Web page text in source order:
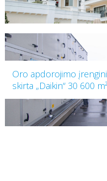
Oro apdorojimo
skirta „Daikin“ 30 600